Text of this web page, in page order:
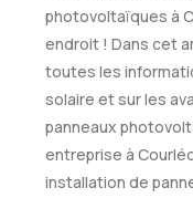
photovoltaïques à
endroit ! Dans cet
toutes les
solaire et sur les
panneaux
entreprise à
installation de